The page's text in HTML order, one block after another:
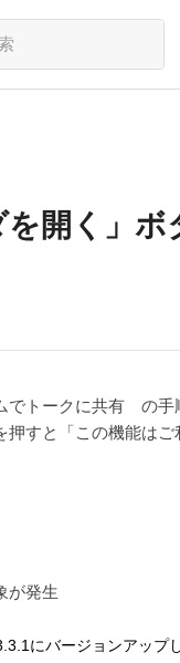
開く」ボ
トークに共有 の手
押すと「この機能は
が発生
にバージョンアップ